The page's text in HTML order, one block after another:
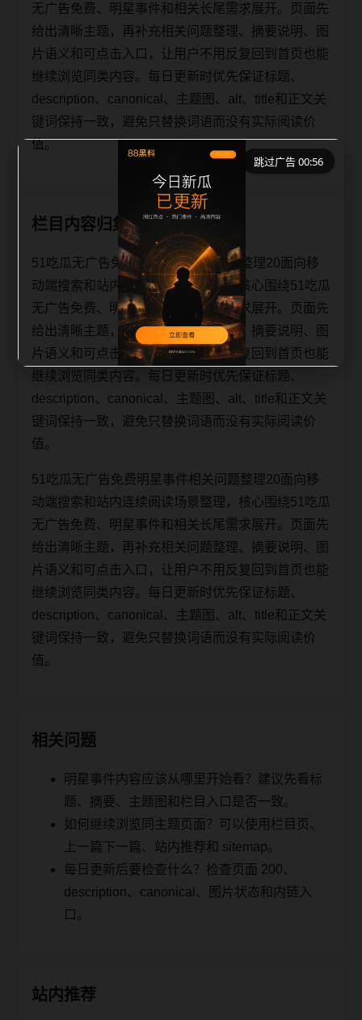
无广告免费、明星事件和相关长尾需求展开。页面先
给出清晰主题，再补充相关问题整理、摘要说明、图
片语义和可点击入口，让用户不用反复回到首页也能
继续浏览同类内容。每日更新时优先保证标题、
description、canonical、主题图、alt、title和正文关
键词保持一致，避免只替换词语而没有实际阅读价
值。
栏目内容归集
51吃瓜无广告免费明星事件相关问题整理20面向移
动端搜索和站内连续阅读场景整理，核心围绕51吃瓜
无广告免费、明星事件和相关长尾需求展开。页面先
给出清晰主题，再补充相关问题整理、摘要说明、图
片语义和可点击入口，让用户不用反复回到首页也能
继续浏览同类内容。每日更新时优先保证标题、
description、canonical、主题图、alt、title和正文关
键词保持一致，避免只替换词语而没有实际阅读价
值。
51吃瓜无广告免费明星事件相关问题整理20面向移
动端搜索和站内连续阅读场景整理，核心围绕51吃瓜
无广告免费、明星事件和相关长尾需求展开。页面先
给出清晰主题，再补充相关问题整理、摘要说明、图
片语义和可点击入口，让用户不用反复回到首页也能
继续浏览同类内容。每日更新时优先保证标题、
description、canonical、主题图、alt、title和正文关
键词保持一致，避免只替换词语而没有实际阅读价
值。
相关问题
明星事件内容应该从哪里开始看？建议先看标
题、摘要、主题图和栏目入口是否一致。
如何继续浏览同主题页面？可以使用栏目页、
上一篇下一篇、站内推荐和 sitemap。
每日更新后要检查什么？检查页面 200、
description、canonical、图片状态和内链入
口。
站内推荐
跳过广告 00:56